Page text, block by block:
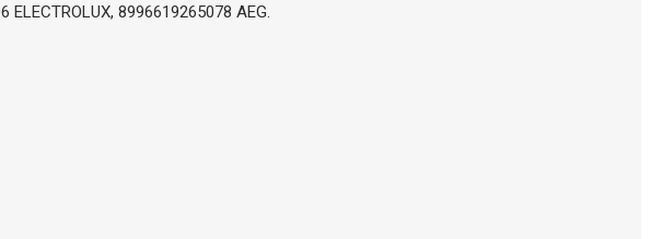
8996619265078 AEG.